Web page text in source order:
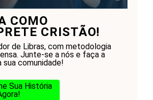
COMO
CRISTÃO!
de Libras, com metodologia
Junte-se a nós e faça a
sua comunidade!
Sua História